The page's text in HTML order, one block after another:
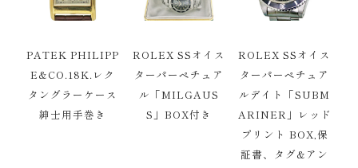
PATEK PHILIPP
E&CO.18K.レク
タングラーケース
紳士用手巻き
ROLEX SSオイス
ターパーペチュア
ル「MILGAUS
S」BOX付き
ROLEX SSオイス
ターパーペチュア
ルデイト「SUBM
ARINER」レッド
プリント BOX,保
証書、タグ&アン